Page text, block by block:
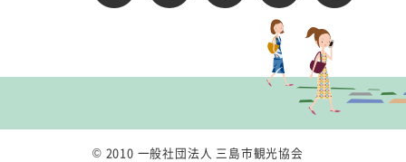
© 2010 一般社団法人 三島市観光協会